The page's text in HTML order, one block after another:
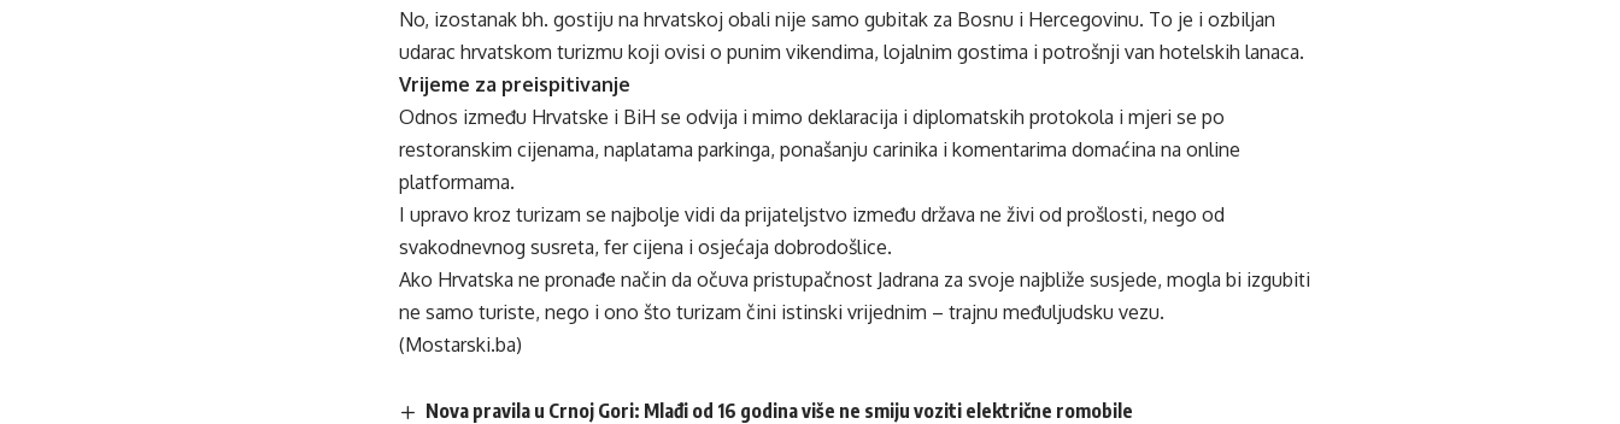
No, izostanak bh. gostiju na hrvatskoj obali nije samo gubitak za Bosnu i Hercegovinu. To je i ozbiljan
udarac hrvatskom turizmu koji ovisi o punim vikendima, lojalnim gostima i potrošnji van hotelskih lanaca.
Vrijeme za preispitivanje
Odnos između Hrvatske i BiH se odvija i mimo deklaracija i diplomatskih protokola i mjeri se po
restoranskim cijenama, naplatama parkinga, ponašanju carinika i komentarima domaćina na online
platformama.
I upravo kroz turizam se najbolje vidi da prijateljstvo između država ne živi od prošlosti, nego od
svakodnevnog susreta, fer cijena i osjećaja dobrodošlice.
Ako Hrvatska ne pronađe način da očuva pristupačnost Jadrana za svoje najbliže susjede, mogla bi izgubiti
ne samo turiste, nego i ono što turizam čini istinski vrijednim – trajnu međuljudsku vezu.
(Mostarski.ba)
Nova pravila u Crnoj Gori: Mlađi od 16 godina više ne smiju voziti električne romobile